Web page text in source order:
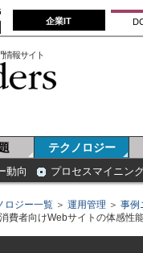
企業IT
情報サイト
テクノロジー
動向 プロセスマイニン
ロジー一覧 ＞ 運用管理 ＞ 事例
費者向けWebサイトの体感性